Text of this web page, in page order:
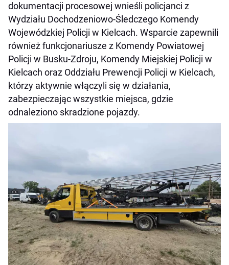
dokumentacji procesowej wnieśli policjanci z
Wydziału Dochodzeniowo-Śledczego Komendy
Wojewódzkiej Policji w Kielcach. Wsparcie zapewnili
również funkcjonariusze z Komendy Powiatowej
Policji w Busku-Zdroju, Komendy Miejskiej Policji w
Kielcach oraz Oddziału Prewencji Policji w Kielcach,
którzy aktywnie włączyli się w działania,
zabezpieczając wszystkie miejsca, gdzie
odnaleziono skradzione pojazdy.